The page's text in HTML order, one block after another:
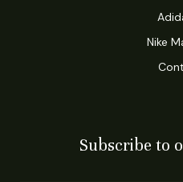
Nike
Subscribe to